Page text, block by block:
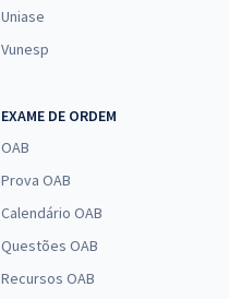
Uniase
Vunesp
EXAME DE ORDEM
OAB
Prova OAB
Calendário OAB
Questões OAB
Recursos OAB